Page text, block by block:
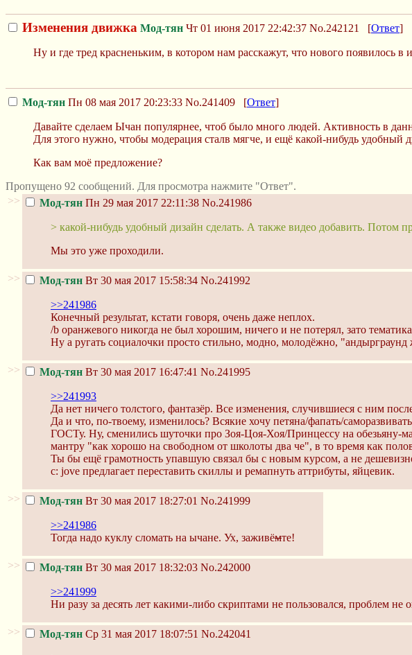
Изменения движка Мод-тян Чт 01 июня 2017 22:42:37 No.242121 [Ответ]
Ну и где тред красненьким, в котором нам расскажут, что нового
Мод-тян Пн 08 мая 2017 20:23:33 No.241409 [Ответ]
Давайте сделаем Ычан популярнее, чтоб было много людей. Активность в
Для этого нужно, чтобы модерация сталв мягче, и ещё какой-нибудь удобный
Как вам моё предложение?
Пропущено 92 сообщений. Для просмотра нажмите "Ответ".
>>
Мод-тян Пн 29 мая 2017 22:11:38 No.241986
> какой-нибудь удобный дизайн сделать. А также видео добавить. Потом
Мы это уже проходили.
>> Мод-тян Вт 30 мая 2017 15:58:34 No.241992
>>241986
Конечный результат, кстати говоря, очень даже неплох.
/b оранжевого никогда не был хорошим, ничего и не потерял, зато
Ну а ругать социалочки просто стильно, модно, молодёжно,
>> Мод-тян Вт 30 мая 2017 16:47:41 No.241995
>>241993
Да нет ничего толстого, фантазёр. Все изменения, случившиеся с ним
Да и что, по-твоему, изменилось? Всякие хочу петяна/фапать/
ГОСТу. Ну, сменились шуточки про Зоя-Цоя-Хоя/Принцессу на обезьяну-
мантру "как хорошо на свободном от школоты два че", в то время как
Ты бы ещё грамотность упавшую связал бы с новым курсом, а не
c: jove предлагает переставить скиллы и ремапнуть аттрибуты, яйцевик.
>> Мод-тян Вт 30 мая 2017 18:27:01 No.241999
>>241986
Тогда надо куклу сломать на ычане. Ух, заживёмте!
>> Мод-тян Вт 30 мая 2017 18:32:03 No.242000
>>241999
Ни разу за десять лет какими-либо скриптами не пользовался, проблем не
>> Мод-тян Ср 31 мая 2017 18:07:51 No.242041